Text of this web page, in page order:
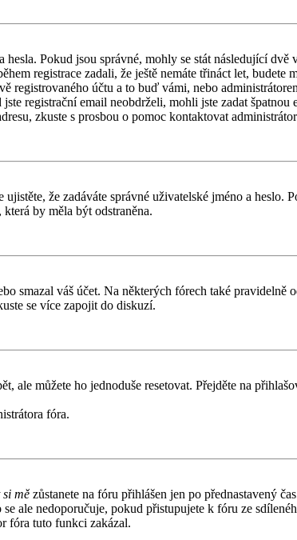
Pokud jsou správné, mohly se stát následující
registrace zadali, že ještě nemáte třináct let,
registrovaného účtu a to buď vámi, nebo
registrační email neobdrželi, mohli jste zadat
zkuste s prosbou o pomoc kontaktovat
že zadáváte správné uživatelské jméno a heslo.
by měla být odstraněna.
smazal váš účet. Na některých fórech také
se více zapojit do diskuzí.
ale můžete ho jednoduše resetovat. Přejděte na
fóra.
mě zůstanete na fóru přihlášen jen po přednastavený
se ale nedoporučuje, pokud přistupujete k fóru ze
fóra tuto funkci zakázal.